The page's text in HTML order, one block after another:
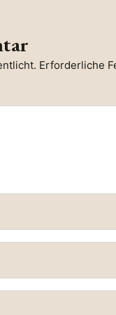
Erforderliche